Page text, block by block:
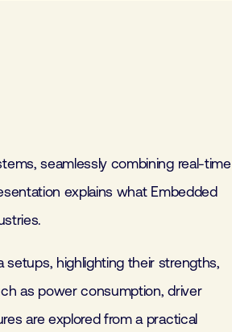
seamlessly combining real-time
explains what Embedded
setups, highlighting their strengths,
as power consumption, driver
are explored from a practical